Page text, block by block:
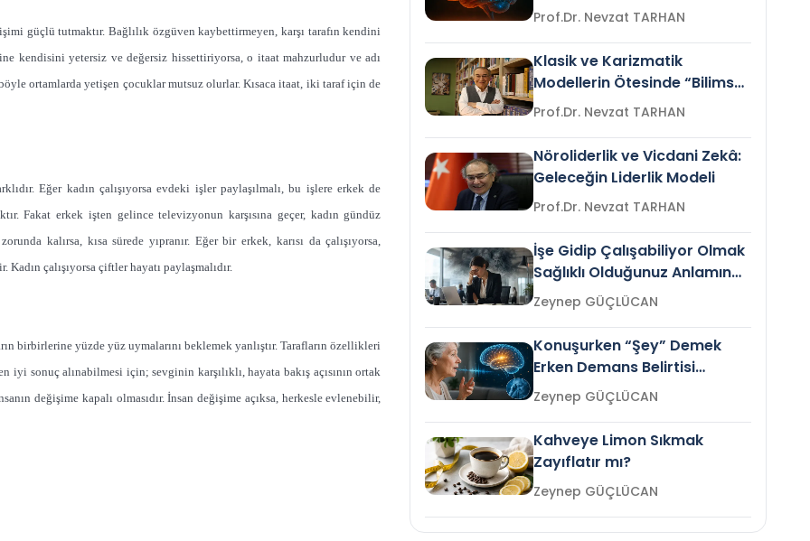
güçlü tutmaktır. Bağlılık özgüven kaybettirmeyen, karşı tarafın kendini
kendisini yetersiz ve değersiz hissettiriyorsa, o itaat mahzurludur ve adı
ortamlarda yetişen çocuklar mutsuz olurlar. Kısaca itaat, iki taraf için de
Eğer kadın çalışıyorsa evdeki işler paylaşılmalı, bu işlere erkek de
Fakat erkek işten gelince televizyonun karşısına geçer, kadın gündüz
kalırsa, kısa sürede yıpranır. Eğer bir erkek, karısı da çalışıyorsa,
çalışıyorsa çiftler hayatı paylaşmalıdır.
birbirlerine yüzde yüz uymalarını beklemek yanlıştır. Tarafların özellikleri
sonuç alınabilmesi için; sevginin karşılıklı, hayata bakış açısının ortak
değişime kapalı olmasıdır. İnsan değişime açıksa, herkesle evlenebilir,
Prof.Dr. Nevzat TARHAN
Klasik ve Karizmatik
Modellerin Ötesinde “Bilimsel
Liderlik”
Prof.Dr. Nevzat TARHAN
Nöroliderlik ve Vicdani Zekâ:
Geleceğin Liderlik Modeli
Prof.Dr. Nevzat TARHAN
İşe Gidip Çalışabiliyor Olmak
Sağlıklı Olduğunuz Anlamına
Gelir mi?Zeynep GÜÇLÜCAN
Konuşurken “Şey” Demek
Erken Demans Belirtisi
Olabilir mi?Zeynep GÜÇLÜCAN
Kahveye Limon Sıkmak
Zayıflatır mı?
Zeynep GÜÇLÜCAN